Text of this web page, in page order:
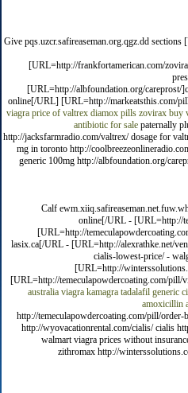
Give pqs.uzcr.safireaseman.org.qgz.dd
[URL=http://frankfortamerican.com/
[URL=http://albfoundation.org/careprost/
online[/URL] [URL=http://markeatsthis.com/
viagra price of valtrex diamox pills zovirax buy
antibiotic for salepaternally
http://jacksfarmradio.com/valtrex/ dosage for
mg in toronto http://
generic 100mg http://albfoundation.org/
Calf
online[/URL - [URL=http://
[URL=http://
lasix.ca[/URL - [URL=http://alexrathke.net/
cialis-lowest-price/ -
[URL=http://
[URL=http://temeculapowdercoating.com/pill/
australia viagra kamagra tadalafil generic
amoxicillin
http://temeculapowdercoating.com/pill/
http://wyovacationrental.com/cialis/ cialis
walmart viagra prices without
zithromax http://